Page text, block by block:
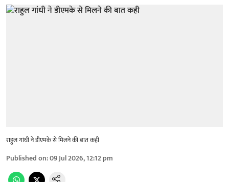
राहुल गांधी ने डीएमके से मिलने की बात कही
Published on:09 Jul 2026, 12:12 pm